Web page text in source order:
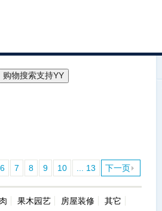
6 7 8 9 10 ... 13 下一页
果木园艺 房屋装修 其它